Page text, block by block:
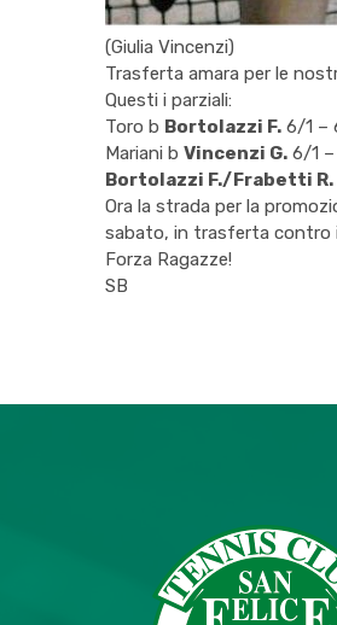
(Giulia Vincenzi)
Trasferta amara per le
Questi i parziali:
Toro b Bortolazzi F. 6/1 –
Mariani b Vincenzi G. 6/1
Bortolazzi F./Frabetti R.
Ora la strada per la
sabato, in trasferta contro
Forza Ragazze!
SB